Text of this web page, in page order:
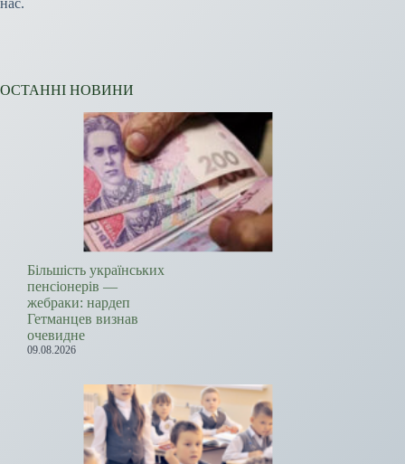
нас.
ОСТАННІ НОВИНИ
Більшість українських
пенсіонерів —
жебраки: нардеп
Гетманцев визнав
очевидне
09.08.2026